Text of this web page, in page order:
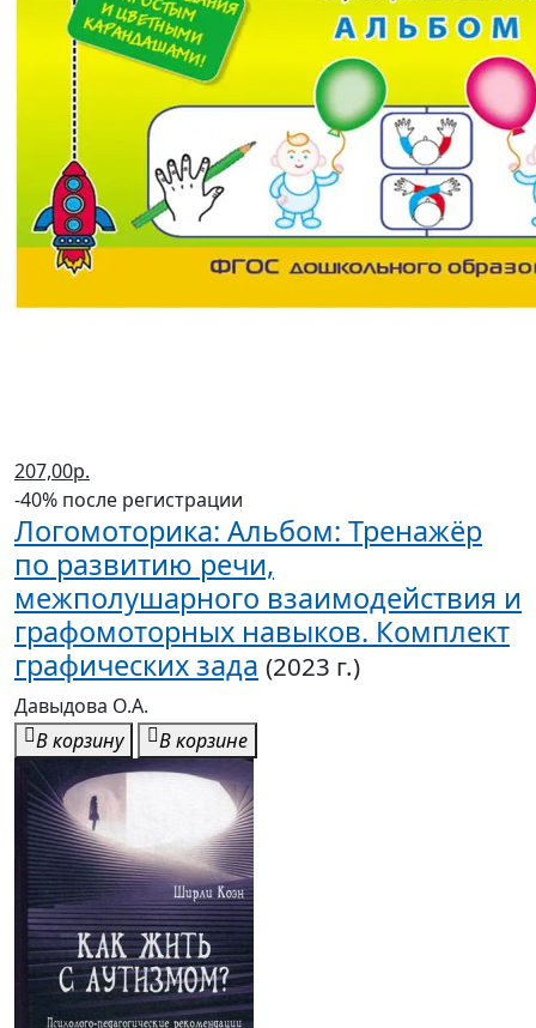
207,00р.
-40% после регистрации
Логомоторика: Альбом: Тренажёр
по развитию речи,
межполушарного взаимодействия и
графомоторных навыков. Комплект
графических зада (2023 г.)
Давыдова О.А.
В корзину
В корзине